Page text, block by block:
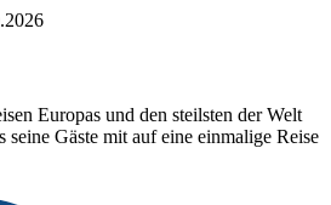
Europas und den steilsten der Welt
seine Gäste mit auf eine einmalige Reise